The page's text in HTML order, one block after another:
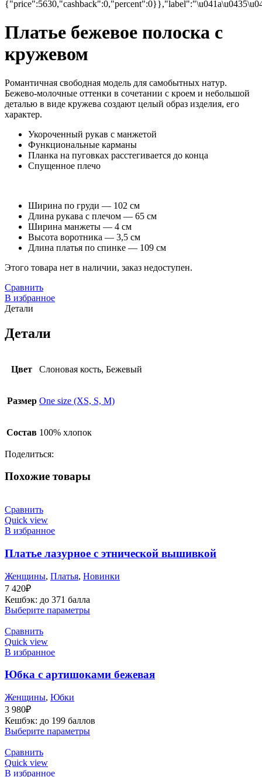
Платье бежевое полоска с
кружевом
Романтичная свободная модель для самобытных натур.
Бежево-молочные оттенки в сочетании с кроем и небольшой
деталью в виде кружева создают целый образ изделия, его
характер.
Укороченный рукав с манжетой
Функциональные карманы
Планка на пуговках расстегивается до конца
Спущенное плечо
Ширина по груди — 102 см
Длина рукава с плечом — 65 см
Ширина манжеты — 4 см
Высота воротника — 3,5 см
Длина платья по спинке — 109 см
Этого товара нет в наличии, заказ недоступен.
Сравнить
В избранное
Детали
Детали
Цвет Слоновая кость, Бежевый
Размер One size (XS, S, M)
Состав 100% хлопок
Поделиться:
Похожие товары
Сравнить
Quick view
В избранное
Платье лазурное с этнической вышивкой
Женщины, Платья, Новинки
7 420₽
Кешбэк: до 371 балла
Выберите параметры
Сравнить
Quick view
В избранное
Юбка с артишоками бежевая
Женщины, Юбки
3 980₽
Кешбэк: до 199 баллов
Выберите параметры
Сравнить
Quick view
В избранное